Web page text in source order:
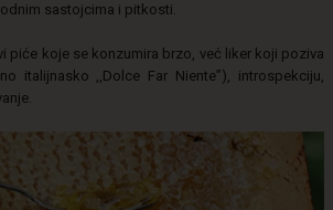
sastojcima i pitkosti.
piće koje se konzumira brzo, već liker koji poziva
italijnasko ,,Dolce Far Niente”), introspekciju,